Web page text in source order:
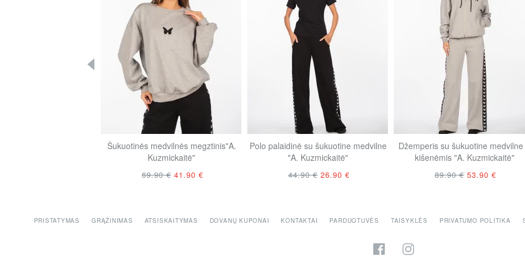
Šukuotinės medvilnės megztinis"A.
Kuzmickaitė"
69.90 € 41.90 €
Polo palaidinė su šukuotine medvilne
"A. Kuzmickaitė"
44.90 € 26.90 €
Džemperis su šukuotine
kišenėmis "A. Kuzmickaitė"
89.90 € 53.90 €
PRISTATYMAS GRĄŽINIMAS ATSISKAITYMAS DOVANŲ KUPONAI KONTAKTAI PARDUOTUVĖS TAISYKLĖS PRIVATUMO POLITIKA